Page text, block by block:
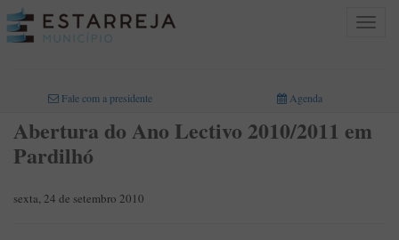
Toggle
Fale com a presidente Agenda
Abertura do Ano Lectivo 2010/2011 em
Pardilhó
sexta, 24 de setembro 2010